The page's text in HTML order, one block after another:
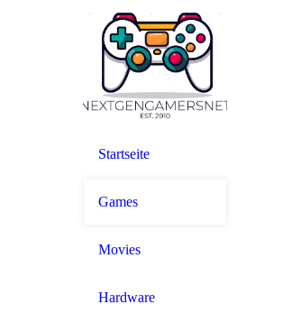
Startseite
Games
Movies
Hardware